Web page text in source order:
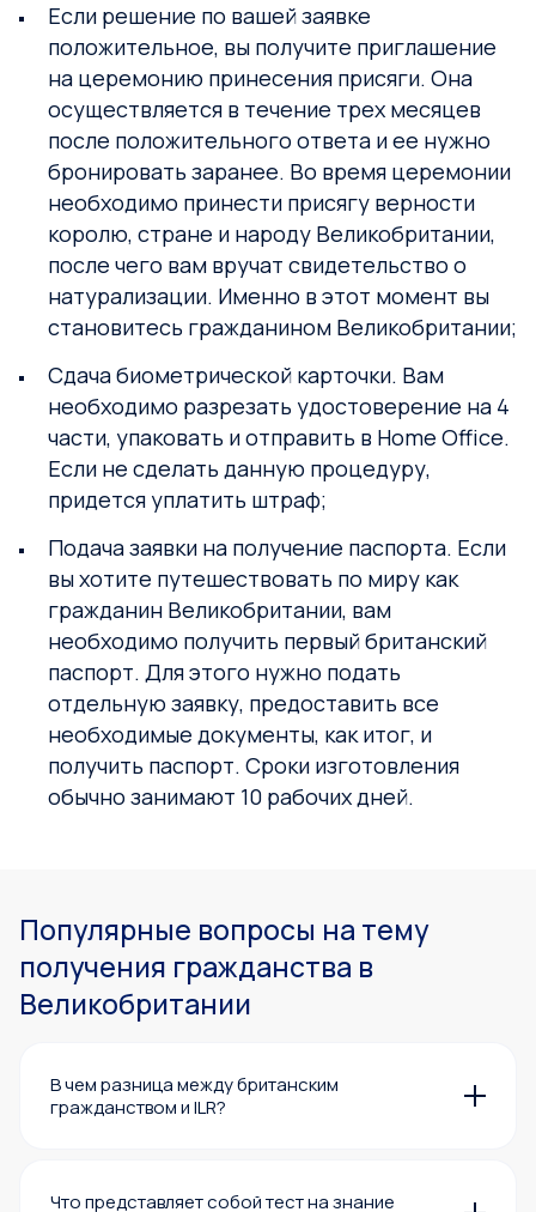
Если решение по вашей заявке
положительное, вы получите приглашение
на церемонию принесения присяги. Она
осуществляется в течение трех месяцев
после положительного ответа и ее нужно
бронировать заранее. Во время церемонии
необходимо принести присягу верности
королю, стране и народу Великобритании,
после чего вам вручат свидетельство о
натурализации. Именно в этот момент вы
становитесь гражданином Великобритании;
Сдача биометрической карточки. Вам
необходимо разрезать удостоверение на 4
части, упаковать и отправить в Home Office.
Если не сделать данную процедуру,
придется уплатить штраф;
Подача заявки на получение паспорта. Если
вы хотите путешествовать по миру как
гражданин Великобритании, вам
необходимо получить первый британский
паспорт. Для этого нужно подать
отдельную заявку, предоставить все
необходимые документы, как итог, и
получить паспорт. Сроки изготовления
обычно занимают 10 рабочих дней.
Популярные вопросы на тему
получения гражданства в
Великобритании
В чем разница между британским
гражданством и ILR?
процессе в Великобритании.
Что представляет собой тест на знание